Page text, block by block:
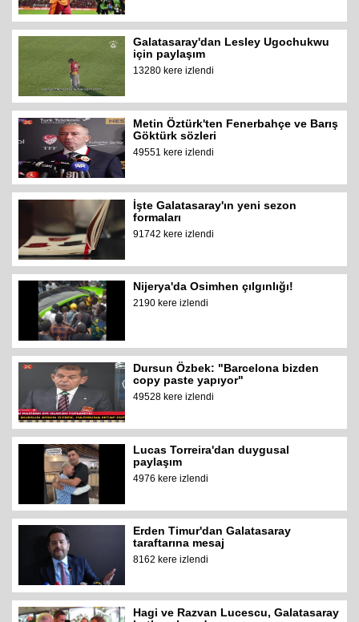
Galatasaray'dan Lesley Ugochukwu
için paylaşım
13280 kere izlendi
Metin Öztürk'ten Fenerbahçe ve Barış
Göktürk sözleri
49551 kere izlendi
İşte Galatasaray'ın yeni sezon
formaları
91742 kere izlendi
Nijerya'da Osimhen çılgınlığı!
2190 kere izlendi
Dursun Özbek: "Barcelona bizden
copy paste yapıyor"
49528 kere izlendi
Lucas Torreira'dan duygusal
paylaşım
4976 kere izlendi
Erden Timur'dan Galatasaray
taraftarına mesaj
8162 kere izlendi
Hagi ve Razvan Lucescu, Galatasaray